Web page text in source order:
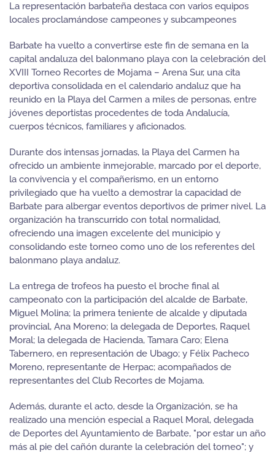
La representación barbateña destaca con varios equipos
locales proclamándose campeones y subcampeones
Barbate ha vuelto a convertirse este fin de semana en la
capital andaluza del balonmano playa con la celebración del
XVIII Torneo Recortes de Mojama – Arena Sur, una cita
deportiva consolidada en el calendario andaluz que ha
reunido en la Playa del Carmen a miles de personas, entre
jóvenes deportistas procedentes de toda Andalucía,
cuerpos técnicos, familiares y aficionados.
Durante dos intensas jornadas, la Playa del Carmen ha
ofrecido un ambiente inmejorable, marcado por el deporte,
la convivencia y el compañerismo, en un entorno
privilegiado que ha vuelto a demostrar la capacidad de
Barbate para albergar eventos deportivos de primer nivel. La
organización ha transcurrido con total normalidad,
ofreciendo una imagen excelente del municipio y
consolidando este torneo como uno de los referentes del
balonmano playa andaluz.
La entrega de trofeos ha puesto el broche final al
campeonato con la participación del alcalde de Barbate,
Miguel Molina; la primera teniente de alcalde y diputada
provincial, Ana Moreno; la delegada de Deportes, Raquel
Moral; la delegada de Hacienda, Tamara Caro; Elena
Tabernero, en representación de Ubago; y Félix Pacheco
Moreno, representante de Herpac; acompañados de
representantes del Club Recortes de Mojama.
Además, durante el acto, desde la Organización, se ha
realizado una mención especial a Raquel Moral, delegada
de Deportes del Ayuntamiento de Barbate, "por estar un año
más al pie del cañón durante la celebración del torneo"; y